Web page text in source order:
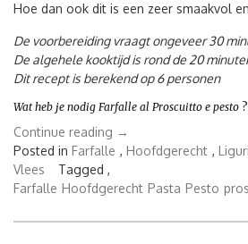
Hoe dan ook dit is een zeer smaakvol
De voorbereiding vraagt ongeveer 30
De algehele kooktijd is rond de 20
Dit recept is berekend op 6 personen
Wat heb je nodig Farfalle al Proscuitto e pesto ?
Continue reading “Farfalle
e
–
→
Posted in Farfalle , Hoofdgerecht ,
Vlees
Tagged ,
Farfalle Hoofdgerecht Pasta Pesto